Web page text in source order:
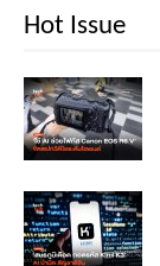
Hot Issue